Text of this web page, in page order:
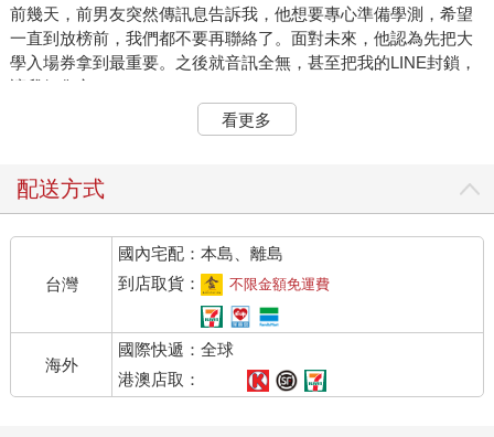
前幾天，前男友突然傳訊息告訴我，他想要專心準備學測，希望
一直到放榜前，我們都不要再聯絡了。面對未來，他認為先把大
學入場券拿到最重要。之後就音訊全無，甚至把我的LINE封鎖，
讓我好傷心。
即便我們因無緣而分手，他需要這樣快刀斬亂麻嗎？事情已經過
了兩個星期，我想知道的是，他與我分手的真正原因？我曾去男
躲、支支吾吾的……我的心情真的很沉重，做任何事都提不起勁
的生活軌道呢？
猜忌與誤解是愛情的殺手
親愛的：
我很心疼妳的遭遇，但是一個即將面臨學測的高三生，如果忘記
今夕是何夕，天天陪女朋友吃飯、逛街，累到無心念書，相信沒
有哪家的父母會舉雙手支持的，是不是？到了倒數計時的時刻，
看更多
配送方式
台灣
國內宅配：本島、離島
到店取貨：
不限金額免運費
海外
國際快遞：全球
港澳店取：